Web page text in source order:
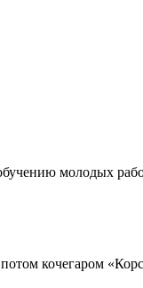
молодых
кочегаром